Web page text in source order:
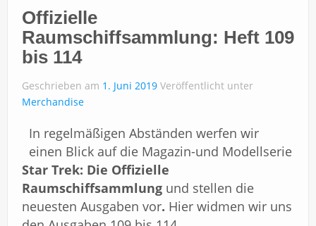
Kinofilme
Blu-ray / 4K
Über uns
Impressum
Offizielle
Raumschiffsammlung: Heft 109
bis 114
Geschrieben am 1. Juni 2019 Veröffentlicht unter
Merchandise
In regelmäßigen Abständen werfen wir
einen Blick auf die Magazin-und Modellserie
Star Trek: Die Offizielle
Raumschiffsammlung und stellen die
neuesten Ausgaben vor. Hier widmen wir uns